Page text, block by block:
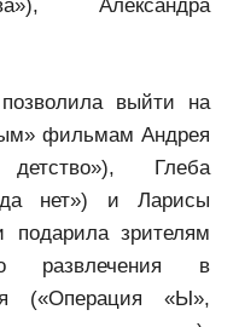
Александра
выйти на
фильмам Андрея
детство»), Глеба
нет») и Ларисы
зрителям
развлечения в
(«Операция «Ы»,